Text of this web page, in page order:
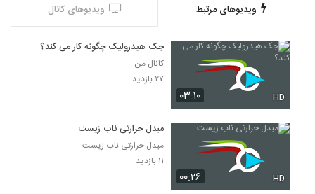
ویدیوهای مرتبط ویدیوهای کانال
۰۳:۱۰ HD
جک هیدرولیک چگونه کار می کند؟
کانال من
۲۷ بازدید
۰۰:۲۶ HD
مبدل حرارتی ناب زیست
مبدل حرارتی ناب زیست
۱۱ بازدید